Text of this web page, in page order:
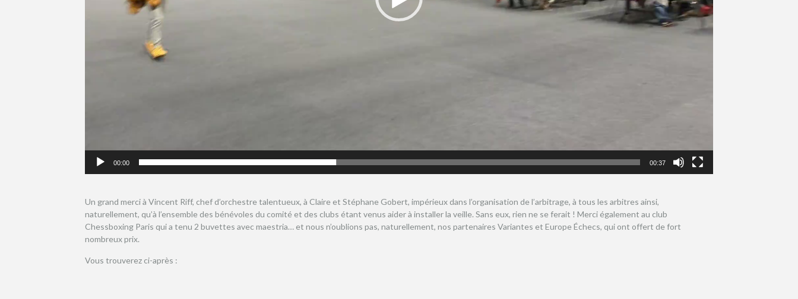
00:00 00:37
Un grand merci à Vincent Riff, chef d’orchestre talentueux, à Claire et Stéphane Gobert, impérieux dans l’organisation de l’arbitrage, à tous les arbitres ainsi,
naturellement, qu’à l’ensemble des bénévoles du comité et des clubs étant venus aider à installer la veille. Sans eux, rien ne se ferait ! Merci également au club
Chessboxing Paris qui a tenu 2 buvettes avec maestria… et nous n’oublions pas, naturellement, nos partenaires Variantes et Europe Échecs, qui ont offert de fort
nombreux prix.
Vous trouverez ci-après :